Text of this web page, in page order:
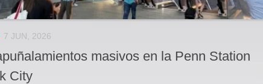
7 JUN, 2026
masivos en la Penn Station
City